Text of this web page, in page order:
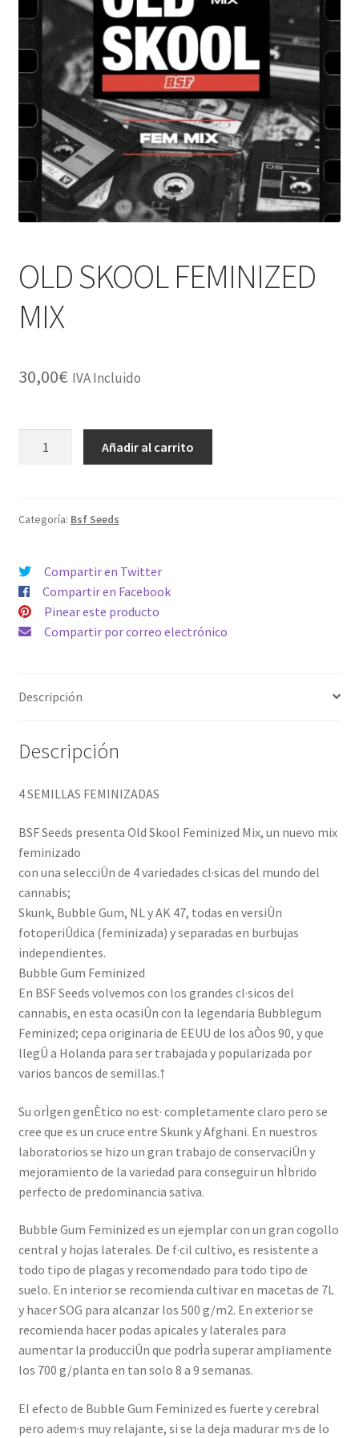
OLD SKOOL FEMINIZED
MIX
30,00€ IVA Incluido
cantidad
Añadir al carrito
Categoría: Bsf Seeds
Compartir en Twitter
Compartir en Facebook
Pinear este producto
Compartir por correo electrónico
Descripción
Descripción
4 SEMILLAS FEMINIZADAS
BSF Seeds presenta Old Skool Feminized Mix, un nuevo mix
feminizado
con una selecciÛn de 4 variedades cl·sicas del mundo del
cannabis;
Skunk, Bubble Gum, NL y AK 47, todas en versiÛn
fotoperiÛdica (feminizada) y separadas en burbujas
independientes.
Bubble Gum Feminized
En BSF Seeds volvemos con los grandes cl·sicos del
cannabis, en esta ocasiÛn con la legendaria Bubblegum
Feminized; cepa originaria de EEUU de los aÒos 90, y que
llegÛ a Holanda para ser trabajada y popularizada por
varios bancos de semillas.†
Su orÌgen genÈtico no est· completamente claro pero se
cree que es un cruce entre Skunk y Afghani. En nuestros
laboratorios se hizo un gran trabajo de conservaciÛn y
mejoramiento de la variedad para conseguir un hÌbrido
perfecto de predominancia sativa.
Bubble Gum Feminized es un ejemplar con un gran cogollo
central y hojas laterales. De f·cil cultivo, es resistente a
todo tipo de plagas y recomendado para todo tipo de
suelo. En interior se recomienda cultivar en macetas de 7L
y hacer SOG para alcanzar los 500 g/m2. En exterior se
recomienda hacer podas apicales y laterales para
aumentar la producciÛn que podrÌa superar ampliamente
los 700 g/planta en tan solo 8 a 9 semanas.
El efecto de Bubble Gum Feminized es fuerte y cerebral
pero adem·s muy relajante, si se la deja madurar m·s de lo